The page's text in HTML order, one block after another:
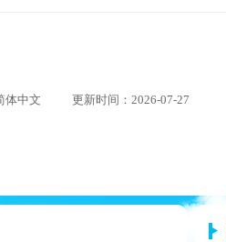
体中文 更新时间：2026-07-27